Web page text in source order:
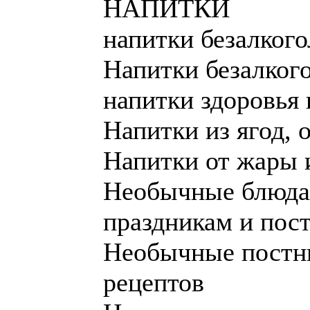
НАПИТКИ
напитки
Напитки
напитки здоровья
Напитки из ягод,
Напитки от жары
Необычные
праздникам и
Необычные
рецептов